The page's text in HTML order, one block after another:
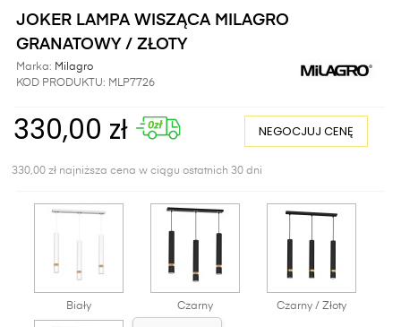
JOKER LAMPA WISZĄCA MILAGRO
GRANATOWY / ZŁOTY
Marka: Milagro
KOD PRODUKTU: MLP7726
330,00 zł NEGOCJUJ CENĘ
330,00 zł najniższa cena w ciągu ostatnich 30 dni
Biały Czarny Czarny / Złoty